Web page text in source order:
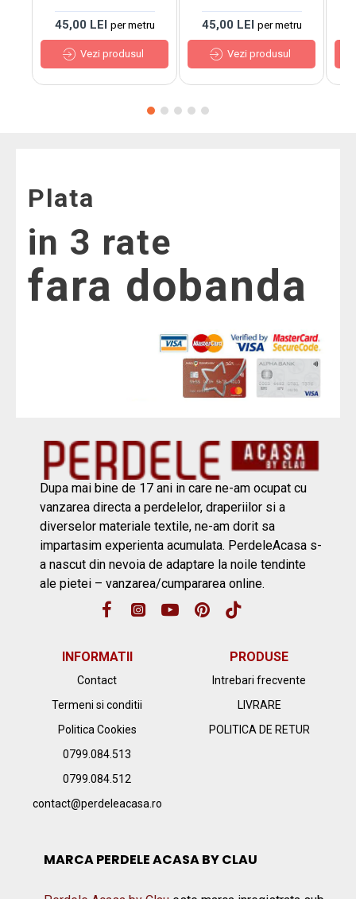
45,00 LEI per metru
Vezi produsul
45,00 LEI per metru
Vezi produsul
Plata
in 3 rate
fara dobanda
Dupa mai bine de 17 ani in care ne-am ocupat cu
vanzarea directa a perdelelor, draperiilor si a
diverselor materiale textile, ne-am dorit sa
impartasim experienta acumulata. PerdeleAcasa s-
a nascut din nevoia de adaptare la noile tendinte
ale pietei – vanzarea/cumpararea online.
INFORMATII
Contact
Termeni si conditii
Politica Cookies
0799.084.513
0799.084.512
contact@perdeleacasa.ro
PRODUSE
Intrebari frecvente
LIVRARE
POLITICA DE RETUR
MARCA PERDELE ACASA BY CLAU